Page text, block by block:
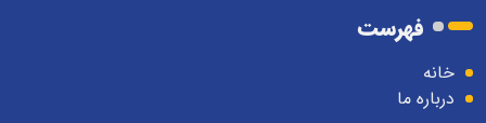
فهرست
خانه
درباره ما